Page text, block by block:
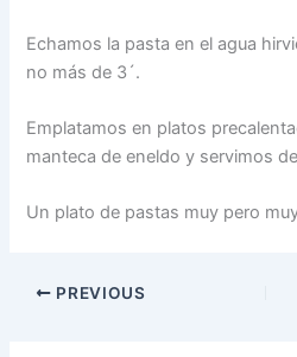
Echamos la pasta en el agua
no más de 3´.
Emplatamos en platos
manteca de eneldo y servimos
Un plato de pastas muy pero
PREVIOUS